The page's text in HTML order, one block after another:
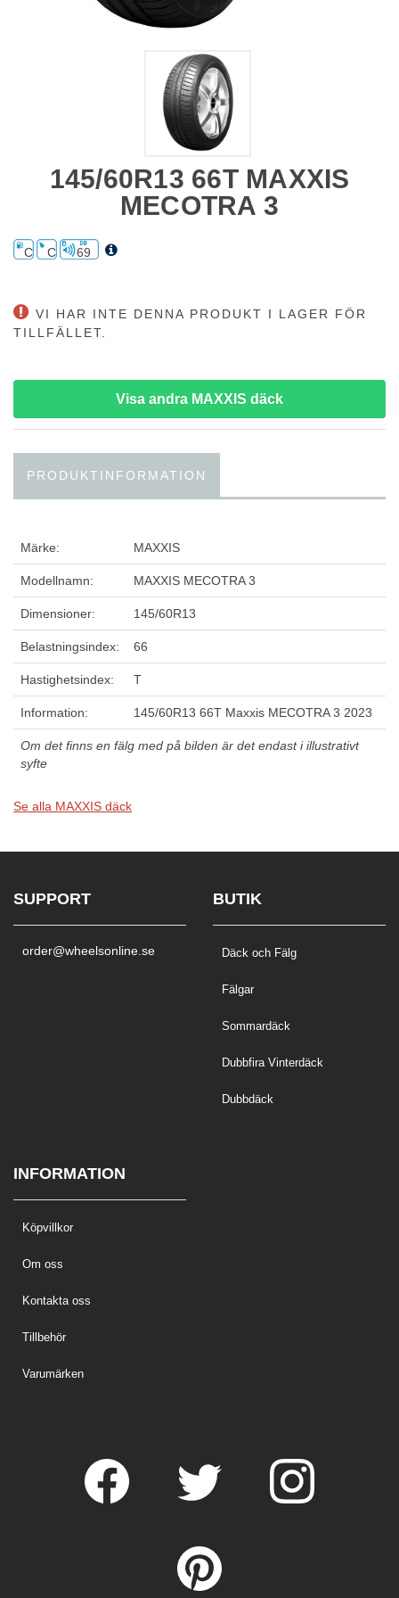
145/60R13 66T MAXXIS
MECOTRA 3
C C 69
VI HAR INTE DENNA PRODUKT I LAGER FÖR
TILLFÄLLET.
Visa andra MAXXIS däck
PRODUKTINFORMATION
Märke: MAXXIS
Modellnamn: MAXXIS MECOTRA 3
Dimensioner: 145/60R13
Belastningsindex: 66
Hastighetsindex: T
Information: 145/60R13 66T Maxxis MECOTRA 3 2023
Om det finns en fälg med på bilden är det endast i illustrativt
syfte
Se alla MAXXIS däck
SUPPORT
order@wheelsonline.se
BUTIK
Däck och Fälg
Fälgar
Sommardäck
Dubbfira Vinterdäck
Dubbdäck
INFORMATION
Köpvillkor
Om oss
Kontakta oss
Tillbehör
Varumärken